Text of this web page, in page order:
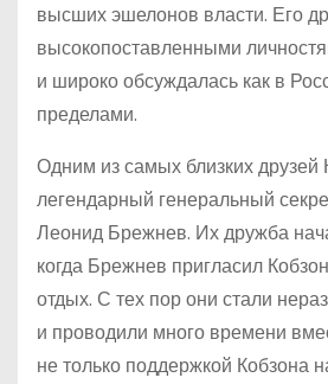
высших эшелонов власти. Его
высокопоставленными
и широко обсуждалась как в
пределами.
Одним из самых близких друзей
легендарный генеральный
Леонид Брежнев. Их дружба
когда Брежнев пригласил
отдых. С тех пор они стали
и проводили много времени
не только поддержкой Кобзона